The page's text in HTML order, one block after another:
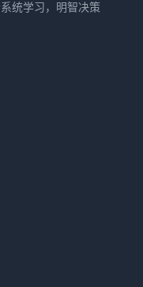
统学习，明智决策